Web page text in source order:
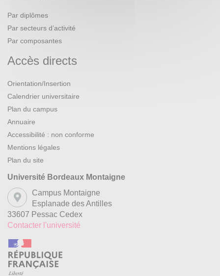
Par diplômes
Par secteurs d’activité
Par composantes
Accès directs
Orientation/Insertion
Calendrier universitaire
Plan du campus
Annuaire
Accessibilité : non conforme
Mentions légales
Plan du site
Université Bordeaux Montaigne
Campus Montaigne
Esplanade des Antilles
33607 Pessac Cedex
Contacter l'université